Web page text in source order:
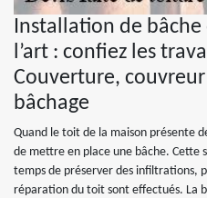
Installation de bâche
l’art : confiez les
Couverture,
bâchage
Quand le toit de la maison présente
de mettre en place une bâche. Cette
temps de préserver des infiltrations,
réparation du toit sont effectués. La